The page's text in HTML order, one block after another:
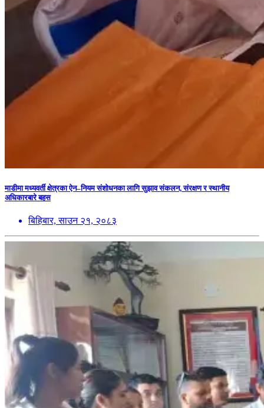
माडीमा मध्यवर्ती क्षेत्रका ऐन–नियम संशोधनका लागि सुझाव संकलन, संरक्षण र स्थानीय
अधिकारबारे बहस
बिहिबार, साउन २१, २०८३